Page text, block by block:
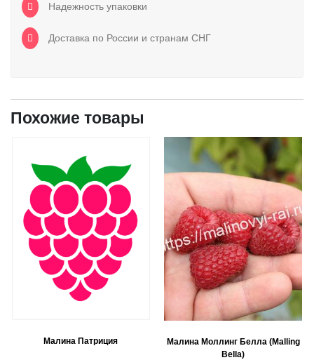
Надежность упаковки
Доставка по России и странам СНГ
Похожие товары
Малина Патриция
Малина Моллинг Белла (Malling
Bella)